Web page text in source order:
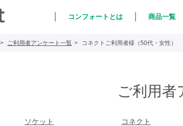
コンフォートとは 商品一覧
ご利用者アンケート一覧 コネクトご利用者様（50代・女性）
ご利用者
ソケット コネクト